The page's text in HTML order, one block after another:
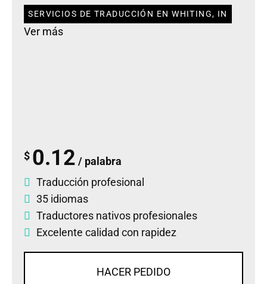
SERVICIOS DE TRADUCCIÓN EN WHITING, IN
Ver más
$ 0.12 / palabra
Traducción profesional
35 idiomas
Traductores nativos profesionales
Excelente calidad con rapidez
HACER PEDIDO